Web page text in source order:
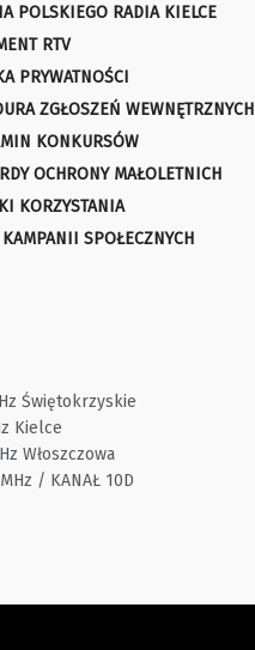
POLSKIEGO RADIA KIELCE
RTV
PRYWATNOŚCI
ZGŁOSZEŃ WEWNĘTRZNYCH
KONKURSÓW
OCHRONY MAŁOLETNICH
KORZYSTANIA
KAMPANII SPOŁECZNYCH
Świętokrzyskie
Kielce
Włoszczowa
/ KANAŁ 10D